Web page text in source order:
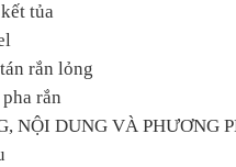
tủa
rắn lỏng
rắn
NỘI DUNG VÀ PHƯƠNG